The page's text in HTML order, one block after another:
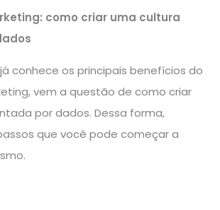
como criar uma cultura
conhece os principais benefícios do
vem a questão de como criar
por dados. Dessa forma,
que você pode começar a